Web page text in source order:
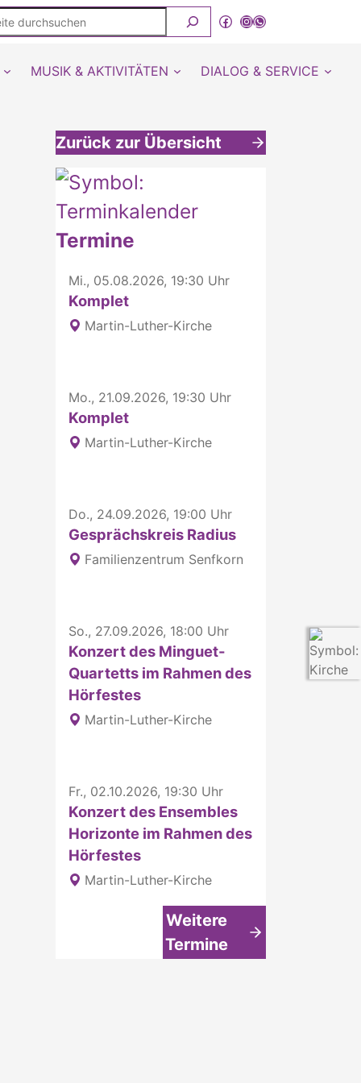
Facebook
Instagram
WhatsApp Kanal von detmold-lutherisch
MUSIK & AKTIVITÄTEN DIALOG & SERVICE
Zurück zur Übersicht
Weitere interessante Inhalte
Termine
Mi., 05.08.2026, 19:30 Uhr
Komplet
Martin-Luther-Kirche
Mo., 21.09.2026, 19:30 Uhr
Komplet
Martin-Luther-Kirche
Do., 24.09.2026, 19:00 Uhr
Gesprächskreis Radius
Familienzentrum Senfkorn
So., 27.09.2026, 18:00 Uhr
Konzert des Minguet-
Quartetts im Rahmen des
Hörfestes
Martin-Luther-Kirche
Fr., 02.10.2026, 19:30 Uhr
Konzert des Ensembles
Horizonte im Rahmen des
Hörfestes
Martin-Luther-Kirche
Weitere
Termine